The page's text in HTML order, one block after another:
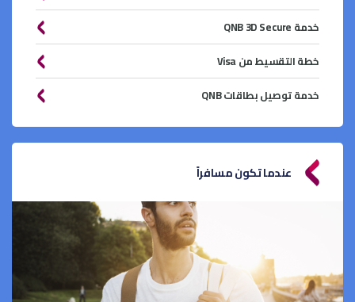
خدمة QNB 3D Secure
خطة التقسيط من Visa
خدمة توصيل بطاقات QNB
عندما تكون مسافراً